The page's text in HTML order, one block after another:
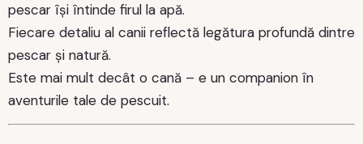
pescar își întinde firul la apă.
Fiecare detaliu al canii reflectă legătura profundă dintre
pescar și natură.
Este mai mult decât o cană – e un companion în
aventurile tale de pescuit.